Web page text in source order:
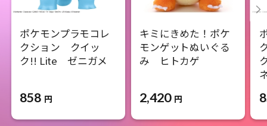
ポケモンプラモコレ
クション クイッ
ク!! Lite ゼニガメ
858 円
キミにきめた！ポケ
モンゲットぬいぐる
み ヒトカゲ
2,420 円